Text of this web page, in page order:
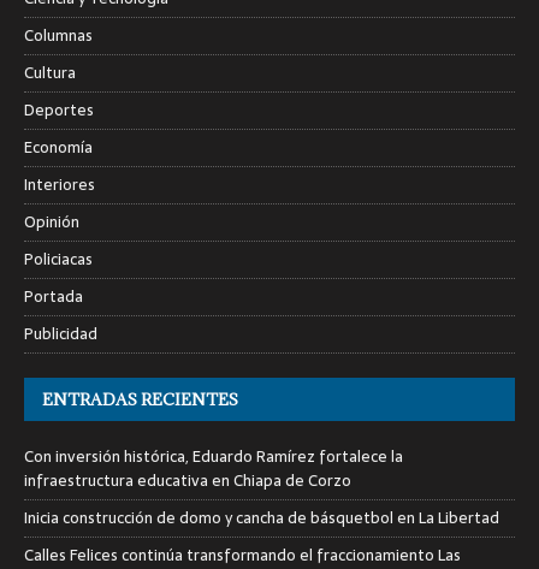
Columnas
Cultura
Deportes
Economía
Interiores
Opinión
Policiacas
Portada
Publicidad
ENTRADAS RECIENTES
Con inversión histórica, Eduardo Ramírez fortalece la
infraestructura educativa en Chiapa de Corzo
Inicia construcción de domo y cancha de básquetbol en La Libertad
Calles Felices continúa transformando el fraccionamiento Las